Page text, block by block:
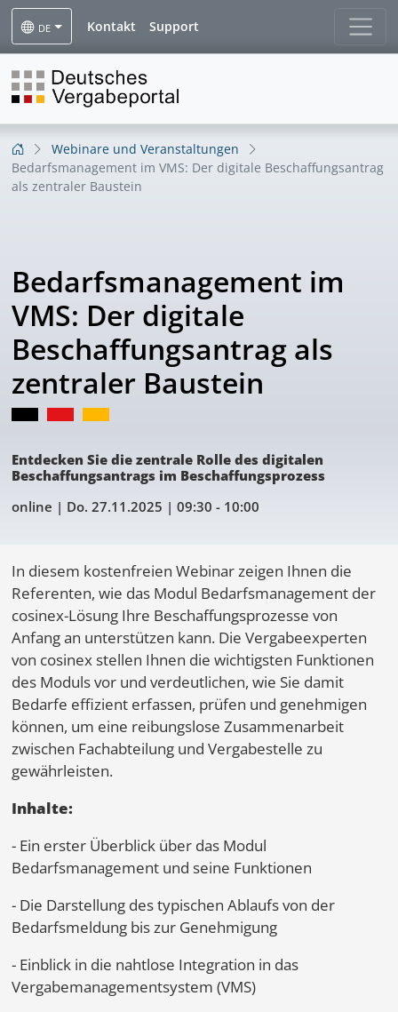
DE Kontakt Support
Webinare und Veranstaltungen
Bedarfsmanagement im VMS: Der digitale Beschaffungsantrag
als zentraler Baustein
Bedarfsmanagement im
VMS: Der digitale
Beschaffungsantrag als
zentraler Baustein
Entdecken Sie die zentrale Rolle des digitalen
Beschaffungsantrags im Beschaffungsprozess
online | Do. 27.11.2025 | 09:30 - 10:00
In diesem kostenfreien Webinar zeigen Ihnen die
Referenten, wie das Modul Bedarfsmanagement der
cosinex-Lösung Ihre Beschaffungsprozesse von
Anfang an unterstützen kann. Die Vergabeexperten
von cosinex stellen Ihnen die wichtigsten Funktionen
des Moduls vor und verdeutlichen, wie Sie damit
Bedarfe effizient erfassen, prüfen und genehmigen
können, um eine reibungslose Zusammenarbeit
zwischen Fachabteilung und Vergabestelle zu
gewährleisten.
Inhalte:
- Ein erster Überblick über das Modul
Bedarfsmanagement und seine Funktionen
- Die Darstellung des typischen Ablaufs von der
Bedarfsmeldung bis zur Genehmigung
- Einblick in die nahtlose Integration in das
Vergabemanagementsystem (VMS)